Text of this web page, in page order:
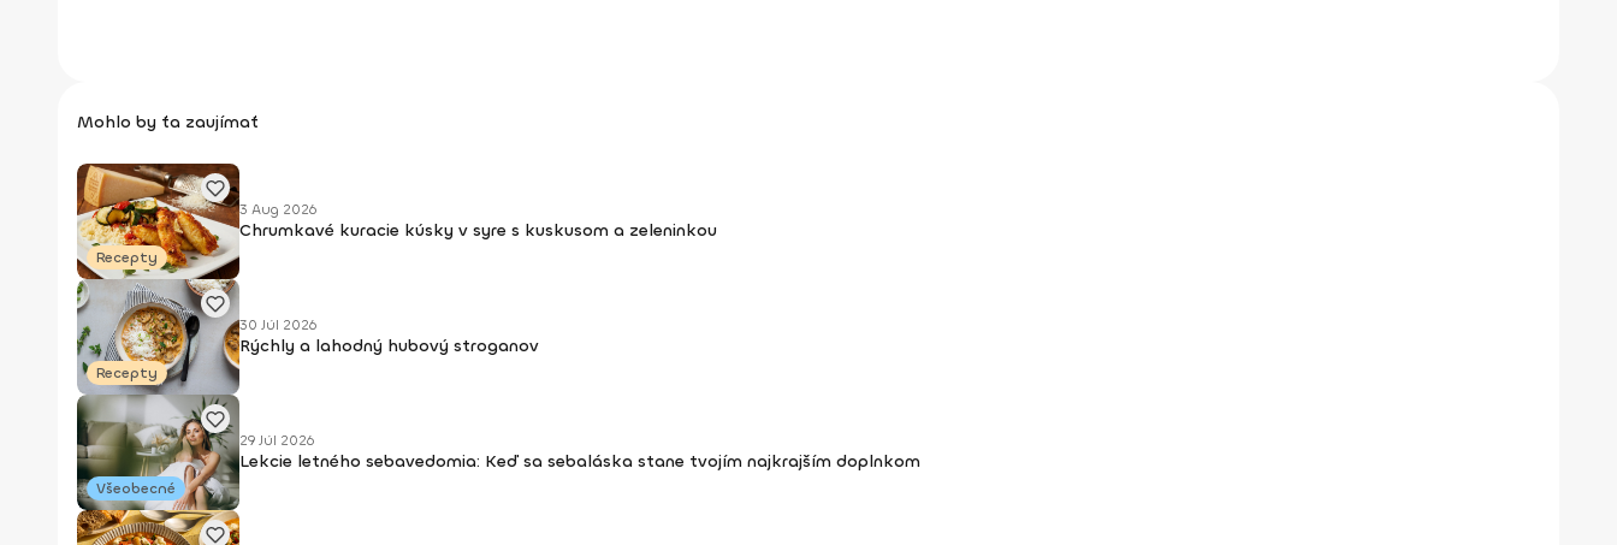
Mohlo by ťa zaujímať
Recepty
3 Aug 2026
Chrumkavé kuracie kúsky v syre s kuskusom a zeleninkou
Recepty
30 Júl 2026
Rýchly a lahodný hubový stroganov
Všeobecné
29 Júl 2026
Lekcie letného sebavedomia: Keď sa sebaláska stane tvojím najkrajším doplnkom